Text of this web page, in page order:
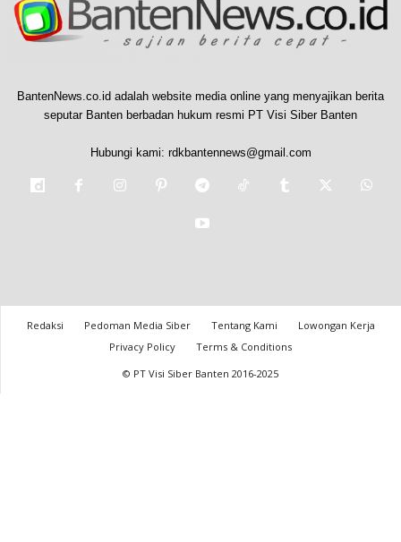
BantenNews.co.id adalah website media online yang menyajikan berita
seputar Banten berbadan hukum resmi PT Visi Siber Banten
Hubungi kami: rdkbantennews@gmail.com
Redaksi Pedoman Media Siber Tentang Kami
Lowongan Kerja
Privacy Policy
Terms & Conditions
© PT Visi Siber Banten 2016-2025